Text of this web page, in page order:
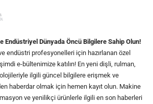
Endüstriyel Dünyada Öncü Bilgilere Sahip Olun!
endüstri profesyonelleri için hazırlanan özel
e-bültenimize katılın! En yeni dişli, rulman,
ilgili güncel bilgilere erişmek ve
haberdar olmak için hemen kayıt olun. Makine
ve yenilikçi ürünlerle ilgili en son haberleri